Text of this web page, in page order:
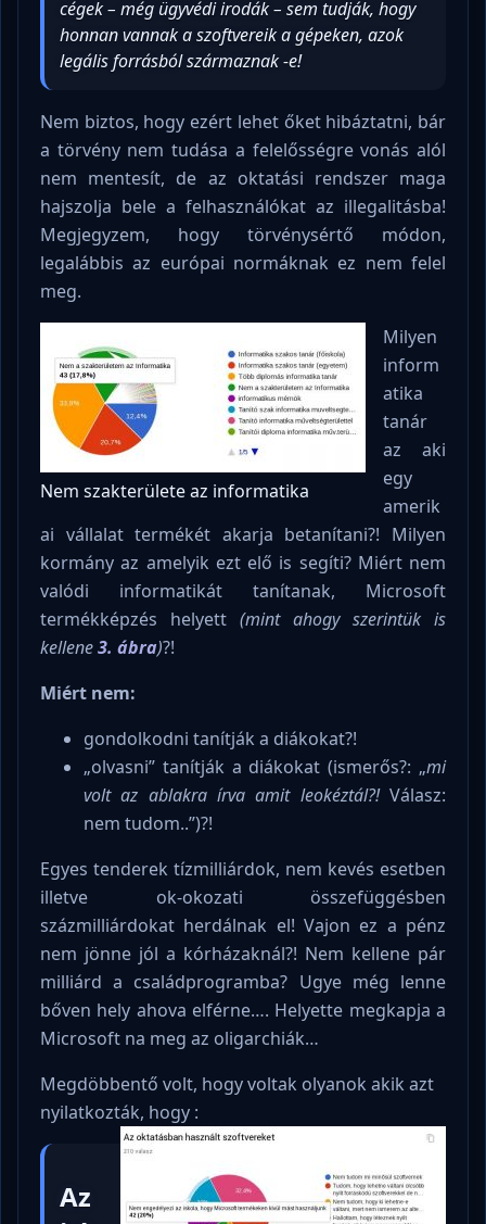
cégek – még ügyvédi irodák – sem tudják, hogy
honnan vannak a szoftvereik a gépeken, azok
legális forrásból származnak -e!
Nem biztos, hogy ezért lehet őket hibáztatni, bár
a törvény nem tudása a felelősségre vonás alól
nem mentesít, de az oktatási rendszer maga
hajszolja bele a felhasználókat az illegalitásba!
Megjegyzem, hogy törvénysértő módon,
legalábbis az európai normáknak ez nem felel
meg.
Nem szakterülete az informatika
Milyen
inform
atika
tanár
az aki
egy
amerik
ai vállalat termékét akarja betanítani?! Milyen
kormány az amelyik ezt elő is segíti? Miért nem
valódi informatikát tanítanak, Microsoft
termékképzés helyett (mint ahogy szerintük is
kellene3. ábra)?!
Miért nem:
gondolkodni tanítják a diákokat?!
„olvasni” tanítják a diákokat (ismerős?: „mi
volt az ablakra írva amit leokéztál?!Válasz:
nem tudom..”)?!
Egyes tenderek tízmilliárdok, nem kevés esetben
illetve ok-okozati összefüggésben
százmilliárdokat herdálnak el! Vajon ez a pénz
nem jönne jól a kórházaknál?! Nem kellene pár
milliárd a családprogramba? Ugye még lenne
bőven hely ahova elférne…. Helyette megkapja a
Microsoft na meg az oligarchiák…
Megdöbbentő volt, hogy voltak olyanok akik azt
nyilatkozták, hogy :
Az